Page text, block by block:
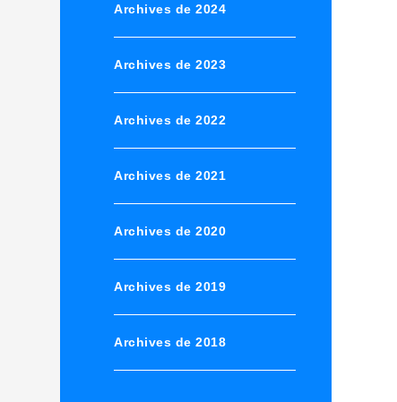
Archives de 2024
Archives de 2023
Archives de 2022
Archives de 2021
Archives de 2020
Archives de 2019
Archives de 2018